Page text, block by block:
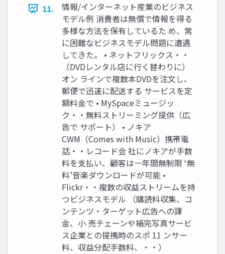
11.
情報/インターネット産業のビジネス
モデル例 消費者は無償で情報を得る
多様な方法を保有しているた め、常
に困難なビジネスモデル問題に遭遇
してきた。 • ネットフリックス・・
（DVDレンタル店に行く替わりに）
オン ラインで複数本DVDを注文し、
郵便で迅速に配送する サービスを定
額料金で • MySpaceミュージッ
ク・・無料ストリーミング提供（広
告で サポート） • ノキア
CWM（Comes with Music）携帯電
話・・レコード会 社にノキアが手数
料を支払い、顧客は一年間無制限 ‘無
料’音楽ダウンロードが可能 •
Flickr・・複数の収益ストリームを持
つビジネスモデル （購読料収集、コ
ンテンツ・ターゲット広告への課
金、小 売チェーンや補完写真サービ
ス企業との提携時のスポ 11 ンサー
料、収益分配手数料、・・）